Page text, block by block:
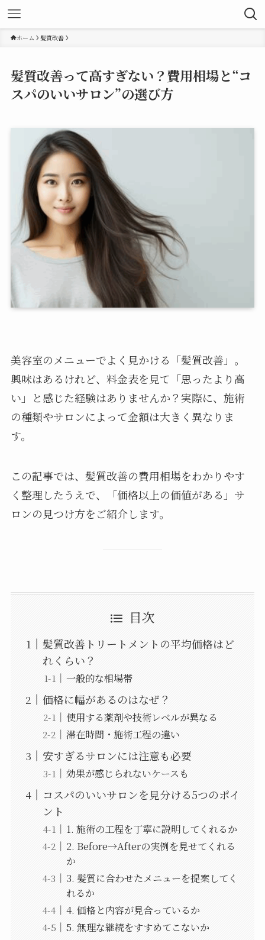
ホーム 髪質改善
髪質改善って高すぎない？費用相場と“コ
スパのいいサロン”の選び方
美容室のメニューでよく見かける「髪質改善」。
興味はあるけれど、料金表を見て「思ったより高
い」と感じた経験はありませんか？実際に、施術
の種類やサロンによって金額は大きく異なりま
す。
この記事では、髪質改善の費用相場をわかりやす
く整理したうえで、「価格以上の価値がある」サ
ロンの見つけ方をご紹介します。
目次
髪質改善トリートメントの平均価格はど
れくらい？
一般的な相場帯
価格に幅があるのはなぜ？
使用する薬剤や技術レベルが異なる
滞在時間・施術工程の違い
安すぎるサロンには注意も必要
効果が感じられないケースも
コスパのいいサロンを見分ける5つのポイ
ント
1. 施術の工程を丁寧に説明してくれるか
2. Before→Afterの実例を見せてくれる
か
3. 髪質に合わせたメニューを提案してく
れるか
4. 価格と内容が見合っているか
5. 無理な継続をすすめてこないか